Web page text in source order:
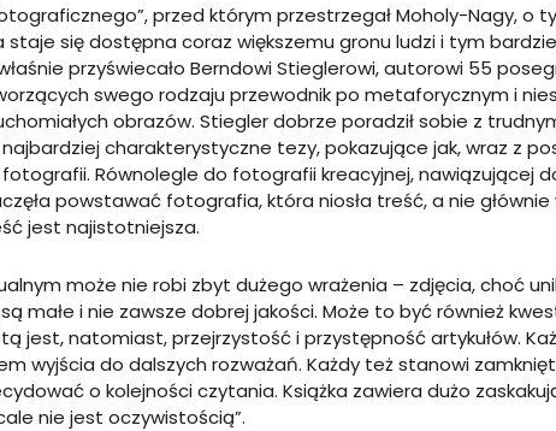
przed którym przestrzegał Moholy-Nagy, o
się dostępna coraz większemu gronu ludzi i tym
przyświecało Berndowi Stieglerowi, autorowi 55
swego rodzaju przewodnik po metaforycznym i
obrazów. Stiegler dobrze poradził sobie z
charakterystyczne tezy, pokazujące jak, wraz z
Równolegle do fotografii kreacyjnej, nawiązującej
powstawać fotografia, która niosła treść, a nie
jest najistotniejsza.
może nie robi zbyt dużego wrażenia – zdjęcia, choć
małe i nie zawsze dobrej jakości. Może to być również
jest, natomiast, przejrzystość i przystępność artykułów.
wyjścia do dalszych rozważań. Każdy też stanowi
o kolejności czytania. Książka zawiera dużo
nie jest oczywistością”.